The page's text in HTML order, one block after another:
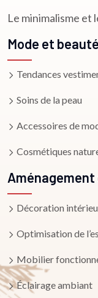
Le minimalisme et
Mode et beauté
Tendances
Soins de la peau
Accessoires de
Cosmétiques
Aménagement
Décoration
Optimisation de
Mobilier
Éclairage ambiant